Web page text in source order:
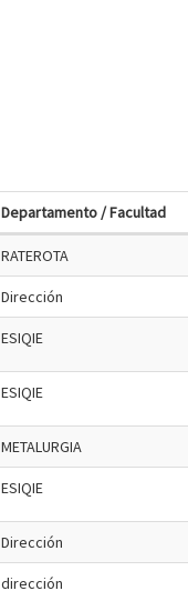
Departamento / Facultad
RATEROTA
Dirección
ESIQIE
ESIQIE
METALURGIA
ESIQIE
Dirección
dirección